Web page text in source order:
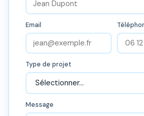
Email
Type de projet
Message